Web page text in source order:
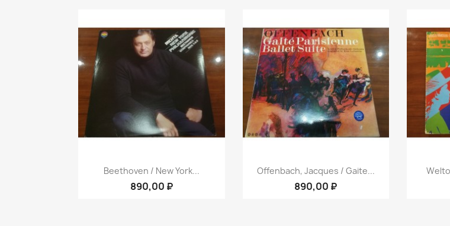
Быстрый просмотр
Beethoven / New York...
890,00 ₽
Быстрый просмотр
Offenbach, Jacques / Gaite...
890,00 ₽
